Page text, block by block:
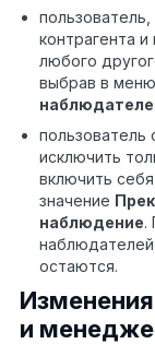
контрагента
любого
выбрав в меню
пользователь
исключить
включить
значение
наблюдение.
наблюдателей
остаются.
и